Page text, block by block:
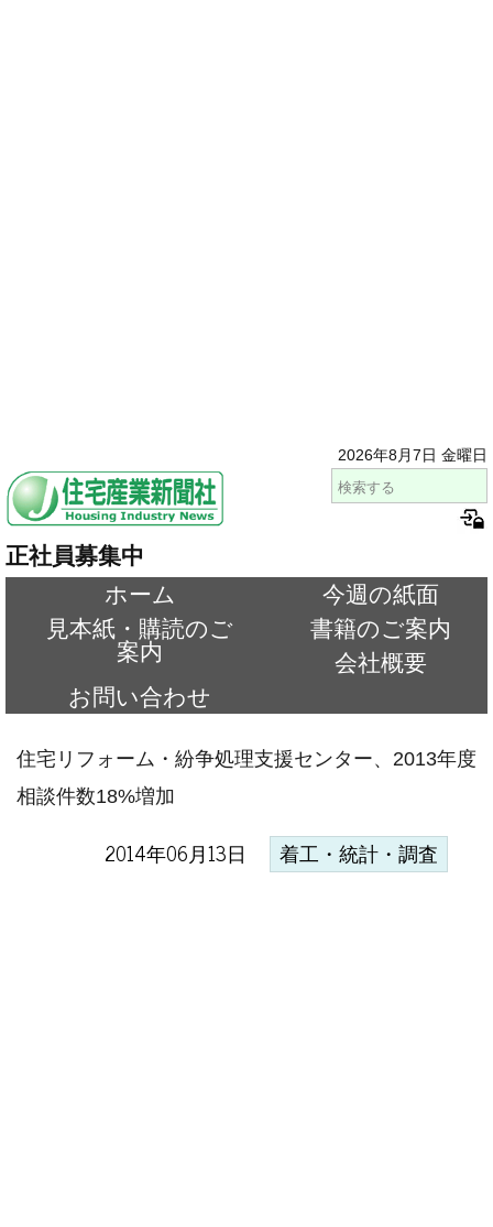
2026年8月7日 金曜日
正社員募集中
ホーム
今週の紙面
見本紙・購読のご
案内
書籍のご案内
会社概要
お問い合わせ
住宅リフォーム・紛争処理支援センター、2013年度
相談件数18%増加
2014年06月13日 着工・統計・調査